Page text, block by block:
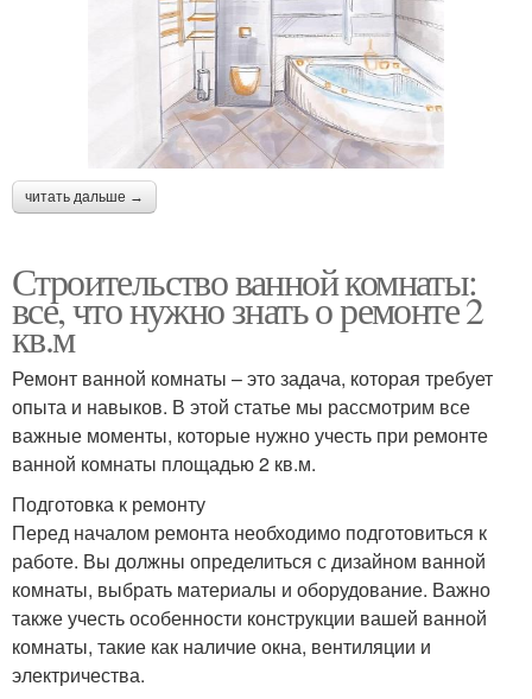
читать дальше →
Строительство ванной комнаты:
все, что нужно знать о ремонте 2
кв.м
Ремонт ванной комнаты – это задача, которая требует
опыта и навыков. В этой статье мы рассмотрим все
важные моменты, которые нужно учесть при ремонте
ванной комнаты площадью 2 кв.м.
Подготовка к ремонту
Перед началом ремонта необходимо подготовиться к
работе. Вы должны определиться с дизайном ванной
комнаты, выбрать материалы и оборудование. Важно
также учесть особенности конструкции вашей ванной
комнаты, такие как наличие окна, вентиляции и
электричества.